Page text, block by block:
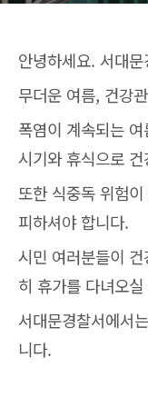
안녕하세요. 서대
무더운 여름, 건강
폭염이 계속되는
시기와 휴식으로
또한 식중독 위험
피하셔야 합니다.
시민 여러분들이
히 휴가를 다녀오
서대문경찰서에서
니다.